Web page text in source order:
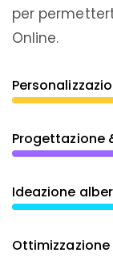
per
Online.
Progettazione
Ideazione
Ottimizzazione